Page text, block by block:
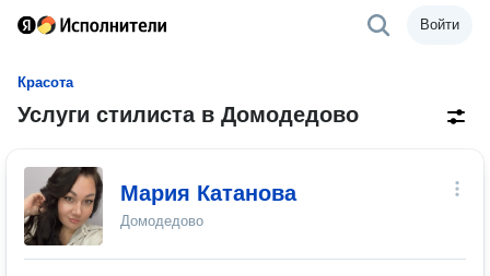
Войти
Красота
Услуги стилиста в Домодедово
Мария Катанова
Домодедово